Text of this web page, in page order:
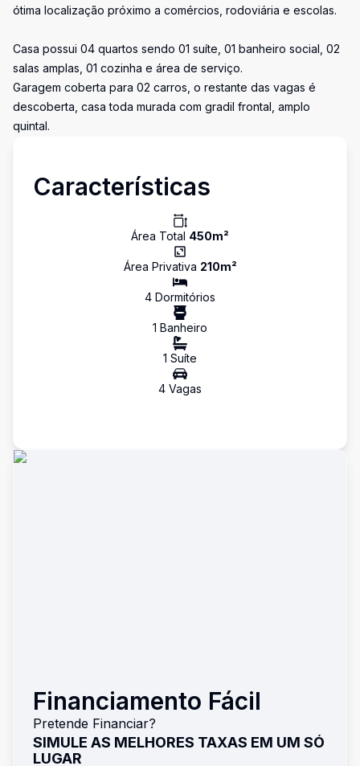
ótima localização próximo a comércios, rodoviária e escolas.
Casa possui 04 quartos sendo 01 suíte, 01 banheiro social, 02
salas amplas, 01 cozinha e área de serviço.
Garagem coberta para 02 carros, o restante das vagas é
descoberta, casa toda murada com gradil frontal, amplo
quintal.
Características
Área Total 450m²
Área Privativa 210m²
4 Dormitórios
1 Banheiro
1 Suíte
4 Vagas
Financiamento Fácil
Pretende Financiar?
SIMULE AS MELHORES TAXAS EM UM SÓ
LUGAR